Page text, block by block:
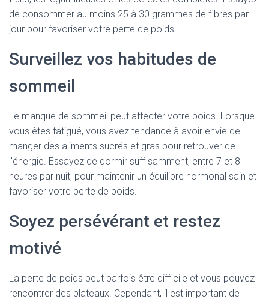
de consommer au moins 25 à 30 grammes de fibres par
jour pour favoriser votre perte de poids.
Surveillez vos habitudes de
sommeil
Le manque de sommeil peut affecter votre poids. Lorsque
vous êtes fatigué, vous avez tendance à avoir envie de
manger des aliments sucrés et gras pour retrouver de
l’énergie. Essayez de dormir suffisamment, entre 7 et 8
heures par nuit, pour maintenir un équilibre hormonal sain et
favoriser votre perte de poids.
Soyez persévérant et restez
motivé
La perte de poids peut parfois être difficile et vous pouvez
rencontrer des plateaux. Cependant, il est important de